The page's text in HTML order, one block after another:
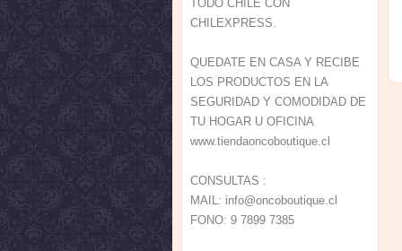
TODO CHILE CON
CHILEXPRESS.
QUEDATE EN CASA Y RECIBE
LOS PRODUCTOS EN LA
SEGURIDAD Y COMODIDAD DE
TU HOGAR U OFICINA
www.tiendaoncoboutique.cl
CONSULTAS :
MAIL: info@oncoboutique.cl
FONO: 9 7899 7385